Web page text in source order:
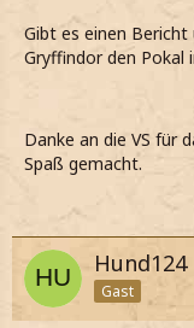
Gibt es einen
Gryffindor den Pokal
Danke an die VS für
Spaß gemacht.
Hund124
Gast